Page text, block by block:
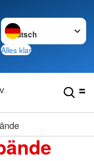
Sprache wechseln zu
Alles klar